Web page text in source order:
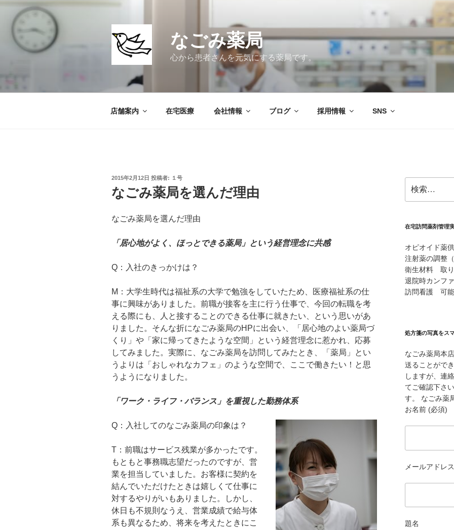
コ
キ
なごみ薬局
心から患者さんを元気にする薬局です。
店舗案内 在宅医療 会社情報 ブログ 採用情報 SNS
投
稿
日:
2015年2月12日 投稿者: １号
なごみ薬局を選んだ理由
なごみ薬局を選んだ理由
「居心地がよく、ほっとできる薬局」という経営理念に共感
Q：入社のきっかけは？
M：大学生時代は福祉系の大学で勉強をしていたため、医療福祉系の仕
事に興味がありました。前職が接客を主に行う仕事で、今回の転職を考
える際にも、人と接することのできる仕事に就きたい、という思いがあ
りました。そんな折になごみ薬局のHPに出会い、「居心地のよい薬局づ
くり」や「家に帰ってきたような空間」という経営理念に惹かれ、応募
してみました。実際に、なごみ薬局を訪問してみたとき、「薬局」とい
うよりは「おしゃれなカフェ」のような空間で、ここで働きたい！と思
うようになりました。
「ワーク・ライフ・バランス」を重視した勤務体系
Q：入社してのなごみ薬局の印象は？
T：前職はサービス残業が多かったです。
もともと事務職志望だったのですが、営
業を担当していました。お客様に契約を
結んでいただけたときは嬉しくて仕事に
対するやりがいもありました。しかし、
休日も不規則なうえ、営業成績で給与体
系も異なるため、将来を考えたときにこ
索:
在宅訪問薬剤管理
オピオイド薬
注射薬の調整
衛生材料 取
退院時カンフ
訪問看護 可能
処方箋の写真をス
なごみ薬局本
送ることがで
しますが、連
てご確認下さ
す。 なごみ薬
お名前 (必須)
メールアドレ
題名